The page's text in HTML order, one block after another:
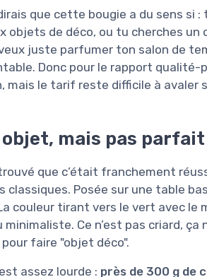
que cette bougie a du sens si
objets de déco, ou tu cherches
juste parfumer ton salon de
Donc pour le rapport qualité-
mais le tarif reste difficile à avaler
objet, mais pas
que c’était franchement
classiques. Posée sur une table
couleur tirant vers le vert avec
minimaliste. Ce n’est pas criard,
faire "objet déco".
assez lourde : près de 300 g de